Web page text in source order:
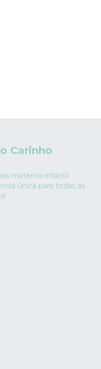
Carinho
materno-infantil
única para todas as